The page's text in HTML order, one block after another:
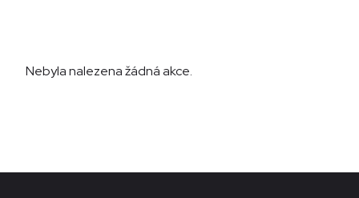
Nebyla nalezena žádná akce.